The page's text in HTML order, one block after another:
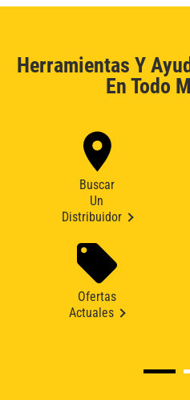
Herramientas Y
En Todo
Buscar
Un
Distribuidor
Ofertas
Actuales